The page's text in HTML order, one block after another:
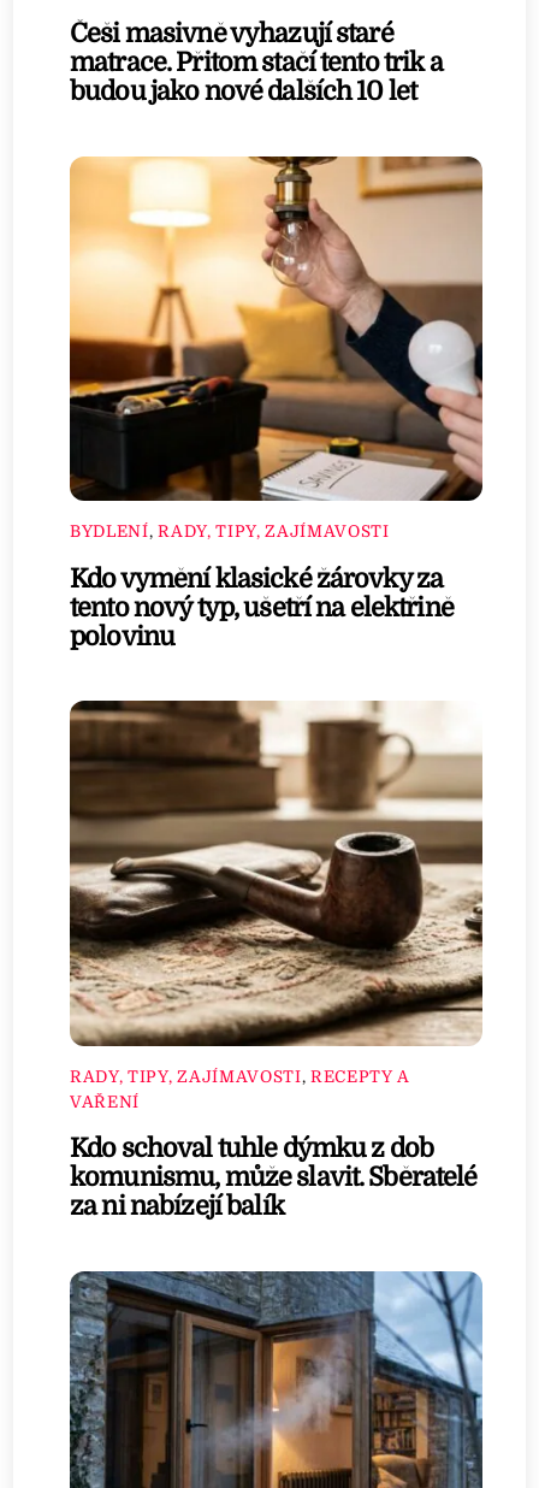
Češi masivně vyhazují staré
matrace. Přitom stačí tento trik a
budou jako nové dalších 10 let
BYDLENÍ,RADY, TIPY, ZAJÍMAVOSTI
Kdo vymění klasické žárovky za
tento nový typ, ušetří na elektřině
polovinu
RADY, TIPY, ZAJÍMAVOSTI, RECEPTY A
VAŘENÍ
Kdo schoval tuhle dýmku z dob
komunismu, může slavit. Sběratelé
za ni nabízejí balík